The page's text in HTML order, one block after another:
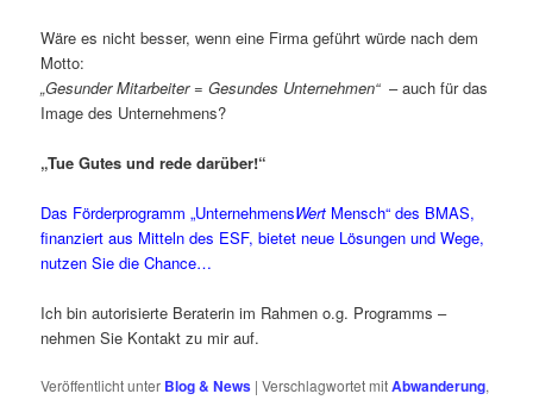
Wäre es nicht besser, wenn eine Firma geführt würde nach dem
Motto:
„Gesunder Mitarbeiter = Gesundes Unternehmen“ – auch für das
Image des Unternehmens?
„Tue Gutes und rede darüber!“
Das Förderprogramm „UnternehmensWert Mensch“ des BMAS,
finanziert aus Mitteln des ESF, bietet neue Lösungen und Wege,
nutzen Sie die Chance…
Ich bin autorisierte Beraterin im Rahmen o.g. Programms –
nehmen Sie Kontakt zu mir auf.
Veröffentlicht unter Blog & News |Verschlagwortet mitAbwanderung,